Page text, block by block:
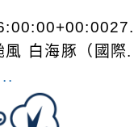
風 白海豚（國際